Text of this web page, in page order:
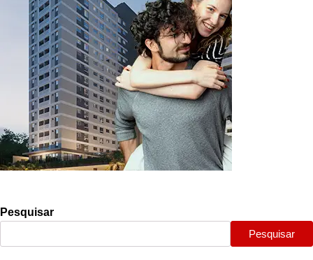
Pesquisar
Pesquisar